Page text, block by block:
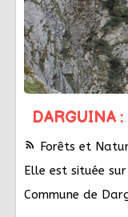
DARGUINA
rss_feed
Forêts et
Elle est située
Commune de